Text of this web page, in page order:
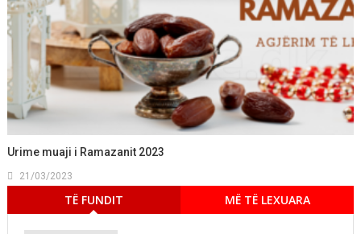
Urime muaji i Ramazanit 2023
21/03/2023
TË FUNDIT MË TË LEXUARA